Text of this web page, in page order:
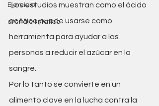
Ejercicio
drenaje linfatico
Los estudios muestran como el ácido
acético puede usarse como
herramienta para ayudar a las
personas a reducir el azúcar en la
sangre.
Por lo tanto se convierte en un
alimento clave en la lucha contra la